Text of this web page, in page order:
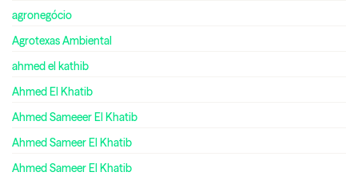
agronegócio
Agrotexas Ambiental
ahmed el kathib
Ahmed El Khatib
Ahmed Sameeer El Khatib
Ahmed Sameer El Khatib
Ahmed Sameer El Khatib